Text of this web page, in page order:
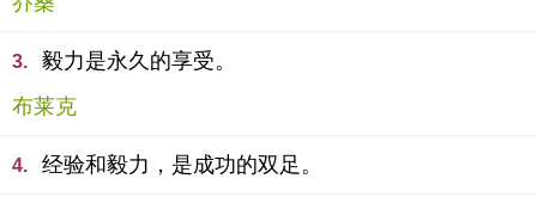
3.
毅力是永久的享受。
布莱克
4. 经验和毅力，是成功的双足。